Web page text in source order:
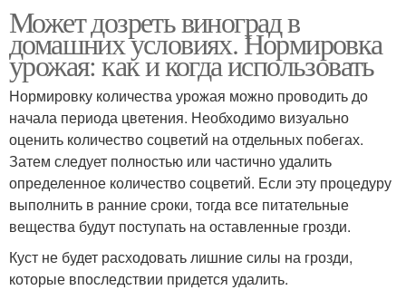
Может дозреть виноград в
домашних условиях. Нормировка
урожая: как и когда использовать
Нормировку количества урожая можно проводить до
начала периода цветения. Необходимо визуально
оценить количество соцветий на отдельных побегах.
Затем следует полностью или частично удалить
определенное количество соцветий. Если эту процедуру
выполнить в ранние сроки, тогда все питательные
вещества будут поступать на оставленные грозди.
Куст не будет расходовать лишние силы на грозди,
которые впоследствии придется удалить.